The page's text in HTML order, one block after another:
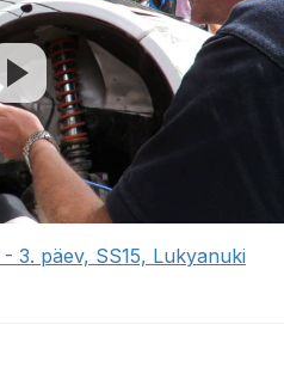
3. päev, SS15, Lukyanuki